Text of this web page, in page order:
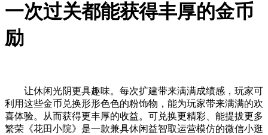
一次过关都能获得丰厚的金币
励
让休闲光阴更具趣味。每次扩建带来满满成绩感，玩家可
利用这些金币兑换形形色色的粉饰物，能为玩家带来满满的欢
喜体验。从而获得更丰厚的收益。可兑换更精彩、能提拔更多
繁荣《花田小院》是一款兼具休闲益智取运营模仿的微信小逛